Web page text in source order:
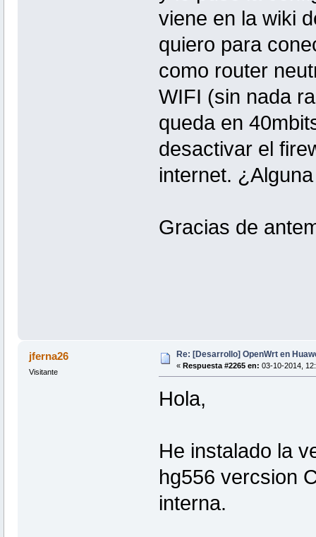
viene en la wiki
quiero para
como router
WIFI (sin nada
queda en
desactivar el
internet.
Gracias de
jferna26
Visitante
Re: [Desarrollo] OpenWrt en
« Respuesta #2265 en: 03-10-2014,
Hola,
He instalado la
hg556 vercsion
interna.